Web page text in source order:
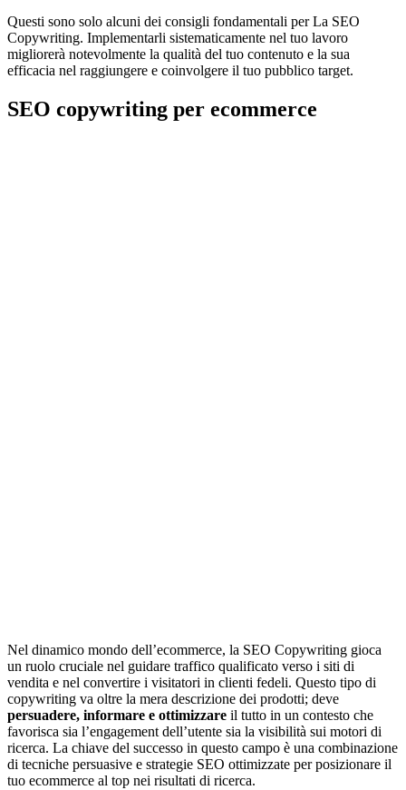
Questi sono solo alcuni dei consigli fondamentali per La SEO
Copywriting. Implementarli sistematicamente nel tuo lavoro
migliorerà notevolmente la qualità del tuo contenuto e la sua
efficacia nel raggiungere e coinvolgere il tuo pubblico target.
SEO copywriting per ecommerce
Nel dinamico mondo dell’ecommerce, la SEO Copywriting gioca
un ruolo cruciale nel guidare traffico qualificato verso i siti di
vendita e nel convertire i visitatori in clienti fedeli. Questo tipo di
copywriting va oltre la mera descrizione dei prodotti; deve
persuadere, informare e ottimizzare il tutto in un contesto che
favorisca sia l’engagement dell’utente sia la visibilità sui motori di
ricerca. La chiave del successo in questo campo è una combinazione
di tecniche persuasive e strategie SEO ottimizzate per posizionare il
tuo ecommerce al top nei risultati di ricerca.